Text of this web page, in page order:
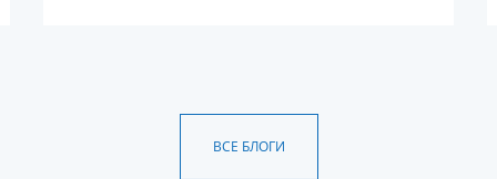
ВСЕ БЛОГИ